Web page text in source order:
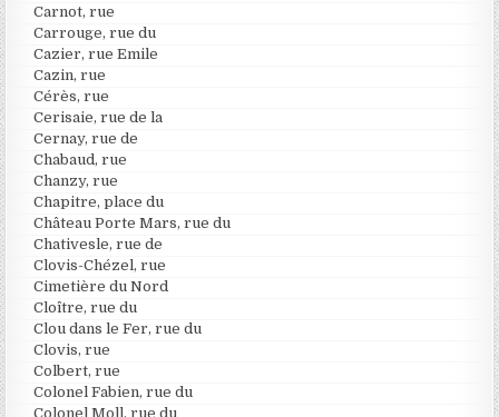
Carnot, rue
Carrouge, rue du
Cazier, rue Emile
Cazin, rue
Cérès, rue
Cerisaie, rue de la
Cernay, rue de
Chabaud, rue
Chanzy, rue
Chapitre, place du
Château Porte Mars, rue du
Chativesle, rue de
Clovis-Chézel, rue
Cimetière du Nord
Cloître, rue du
Clou dans le Fer, rue du
Clovis, rue
Colbert, rue
Colonel Fabien, rue du
Colonel Moll, rue du